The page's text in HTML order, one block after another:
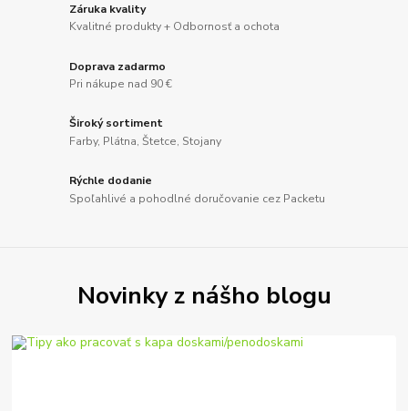
Záruka kvality
Kvalitné produkty + Odbornosť a ochota
Doprava zadarmo
Pri nákupe nad 90 €
Široký sortiment
Farby, Plátna, Štetce, Stojany
Rýchle dodanie
Spoľahlivé a pohodlné doručovanie cez Packetu
Novinky z nášho blogu